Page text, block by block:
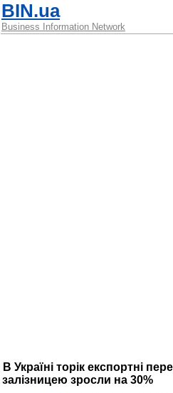
BIN.ua
Business Information Network
В Україні торік експортні
залізницею зросли на 30%